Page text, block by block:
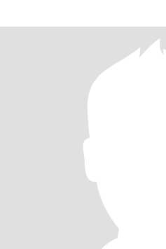
爱是什么，也知道那种在感情中全
来的，需要时间、耐心、诚实、热
以，真正的爱，是在一起度过的美好